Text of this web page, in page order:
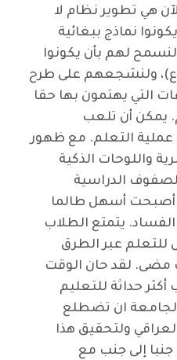
هي تطوير نظام لا
نماذج ببغائية
لهم بأن يكونوا
ولنشجعهم على طرح
التي يهتمون بها حقا
يمكن أن تلعب
عملية التعلم. مع ظهور
واللوحات الذكية
الدراسية
أصبحت أسهل طالما
يتمتع الطلاب
للتعلم عبر الطرق
مضى. لقد حان الوقت
أكثر حداثة للتعليم
ان تضطلع
ولتحقيق هذا
إلى جنب مع